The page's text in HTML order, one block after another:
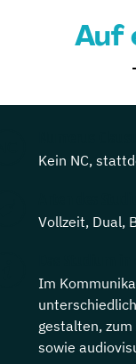
Auf
Kein NC,
Vollzeit, Dual,
Im
gestalten,
sowie